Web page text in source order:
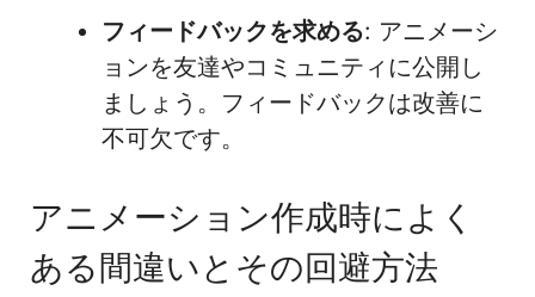
フィードバックを求める: アニメーシ
ョンを友達やコミュニティに公開し
ましょう。フィードバックは改善に
不可欠です。
アニメーション作成時によく
ある間違いとその回避方法